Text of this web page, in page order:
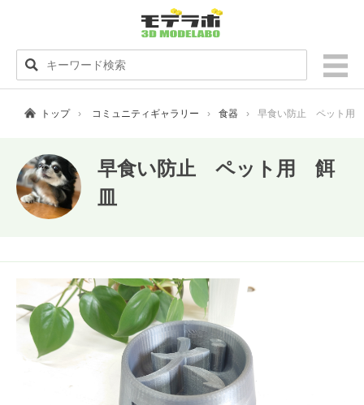
トップ コミュニティギャラリー 食器 早食い防止 ペット用
早食い防止 ペット用 餌
皿